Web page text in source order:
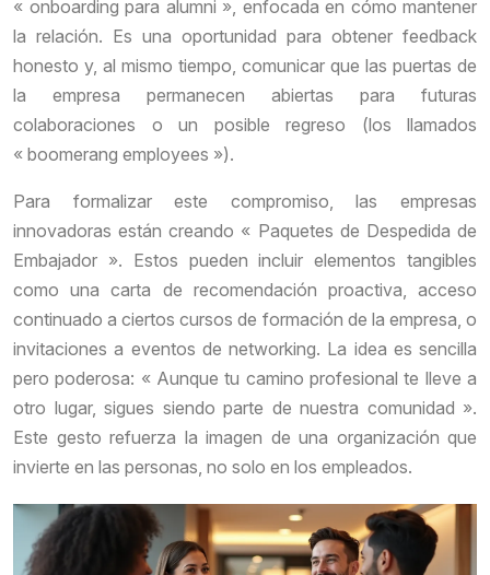
« onboarding para alumni », enfocada en cómo mantener
la relación. Es una oportunidad para obtener feedback
honesto y, al mismo tiempo, comunicar que las puertas de
la empresa permanecen abiertas para futuras
colaboraciones o un posible regreso (los llamados
« boomerang employees »).
Para formalizar este compromiso, las empresas
innovadoras están creando « Paquetes de Despedida de
Embajador ». Estos pueden incluir elementos tangibles
como una carta de recomendación proactiva, acceso
continuado a ciertos cursos de formación de la empresa, o
invitaciones a eventos de networking. La idea es sencilla
pero poderosa: « Aunque tu camino profesional te lleve a
otro lugar, sigues siendo parte de nuestra comunidad ».
Este gesto refuerza la imagen de una organización que
invierte en las personas, no solo en los empleados.